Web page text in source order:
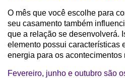
O mês que você escolhe para
seu casamento também
que a relação se desenvolverá.
elemento possui características
energia para os acontecimentos
Fevereiro, junho e outubro são